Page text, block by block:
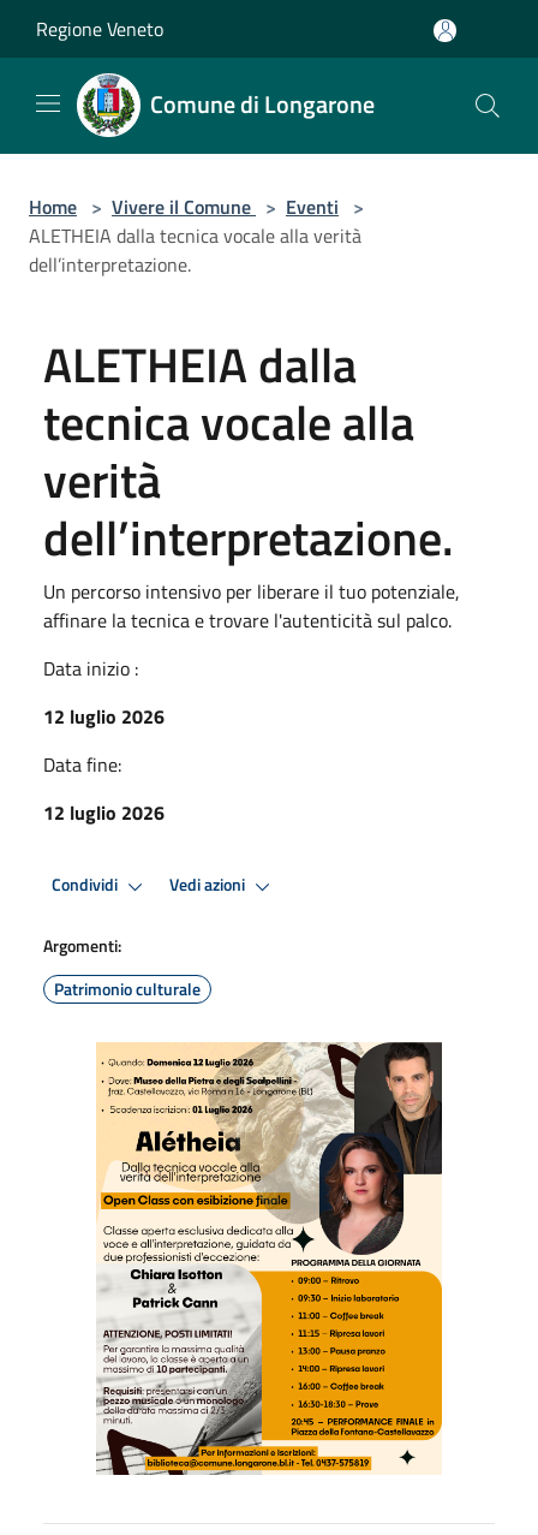
Regione Veneto
Comune di Longarone
Home > Vivere il Comune > Eventi >
ALETHEIA dalla tecnica vocale alla verità
dell’interpretazione.
ALETHEIA dalla
tecnica vocale alla
verità
dell’interpretazione.
Un percorso intensivo per liberare il tuo potenziale,
affinare la tecnica e trovare l'autenticità sul palco.
Data inizio :
12 luglio 2026
Data fine:
12 luglio 2026
Condividi Vedi azioni
Argomenti:
Patrimonio culturale